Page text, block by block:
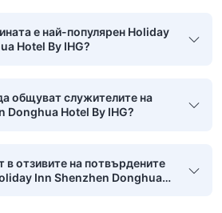
е най-популярен Holiday
Hotel By IHG?
общуват служителите на
Donghua Hotel By IHG?
в отзивите на потвърдените
Inn Shenzhen Donghua